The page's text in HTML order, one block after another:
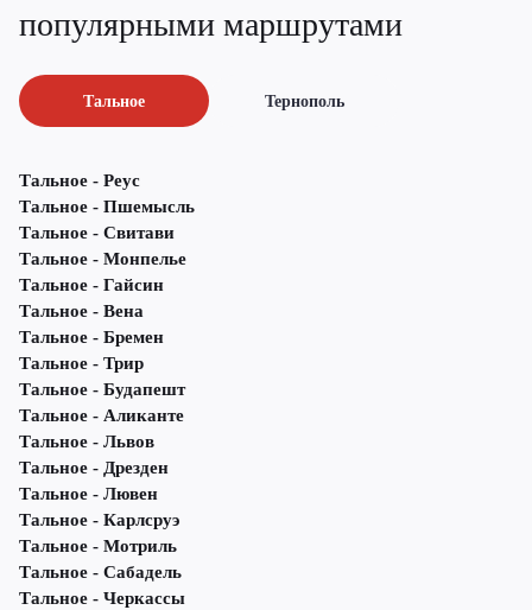
популярными маршрутами
Тальное Тернополь
Тальное - Реус
Тальное - Пшемысль
Тальное - Свитави
Тальное - Монпелье
Тальное - Гайсин
Тальное - Вена
Тальное - Бремен
Тальное - Трир
Тальное - Будапешт
Тальное - Аликанте
Тальное - Львов
Тальное - Дрезден
Тальное - Лювен
Тальное - Карлсруэ
Тальное - Мотриль
Тальное - Сабадель
Тальное - Черкассы